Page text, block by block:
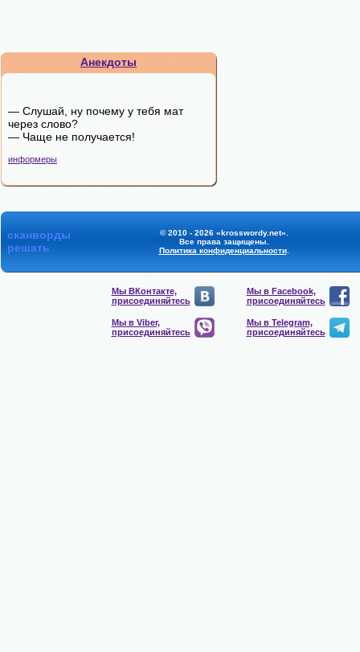
Анекдоты
— Слушай, ну почему у тебя мат
через слово?
— Чаще не получается!
информеры
сканворды
решать
© 2010 - 2026 «krosswordy.net».
Все права защищены.
Политика конфиденциальности.
Мы ВКонтакте,
присоединяйтесь
Мы в Facebook,
присоединяйтесь
Мы в Viber,
присоединяйтесь
Мы в Telegram,
присоединяйтесь